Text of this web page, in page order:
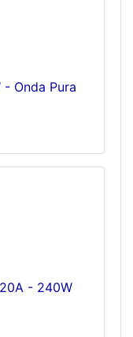
Onda Pura
- 240W